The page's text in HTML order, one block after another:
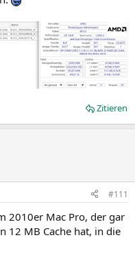
Zitieren
#111
2010er Mac Pro, der gar
12 MB Cache hat, in die